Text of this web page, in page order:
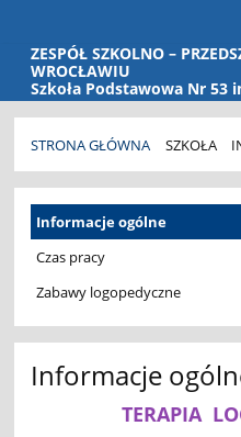
ZESPÓŁ SZKOLNO –
WROCŁAWIU
Szkoła Podstawowa Nr 53
Banacha Przedszkole Nr
STRONA GŁÓWNA SZKOŁA
Logopeda
Informacje ogólne
Czas pracy
Zabawy logopedyczne
Informacje
TERAPIA